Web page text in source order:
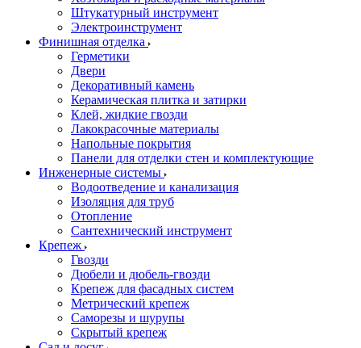
Штукатурный инструмент
Электроинструмент
Финишная отделка
Герметики
Двери
Декоративный камень
Керамическая плитка и затирки
Клей, жидкие гвозди
Лакокрасочные материалы
Напольные покрытия
Панели для отделки стен и комплектующие
Инженерные системы
Водоотведение и канализация
Изоляция для труб
Отопление
Сантехнический инструмент
Крепеж
Гвозди
Дюбели и дюбель-гвозди
Крепеж для фасадных систем
Метрический крепеж
Саморезы и шурупы
Скрытый крепеж